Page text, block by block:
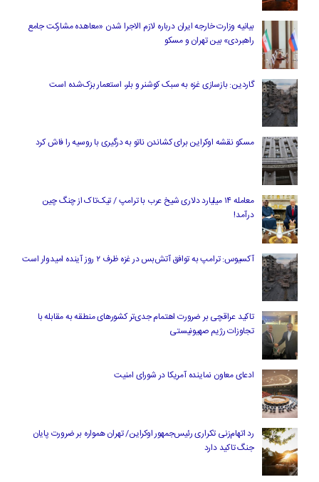
بیانیه وزارت خارجه ایران درباره لازم‌ الاجرا شدن «معاهده مشارکت جامع
راهبردی» بین تهران و مسکو
گاردین: بازسازی غزه به سبک کوشنر و بلر، استعمار بزک‌شده است
مسکو نقشه اوکراین برای کشاندن ناتو به درگیری با روسیه را فاش کرد
معامله ۱۴ میلیارد دلاری شیخ عرب با ترامپ / تیک‌تاک از چنگ چین
درآمد!
آکسیوس: ترامپ به توافق آتش‌بس در غزه ظرف ۲ روز آینده امیدوار است
تاکید عراقچی بر ضرورت اهتمام جدی‌تر کشورهای منطقه به مقابله با
تجاوزات رژیم صهیونیستی
ادعای معاون نماینده آمریکا در شورای امنیت
رد اتهام‌زنی تکراری رئیس‌جمهور اوکراین/ تهران همواره بر ضرورت پایان
جنگ تاکید دارد